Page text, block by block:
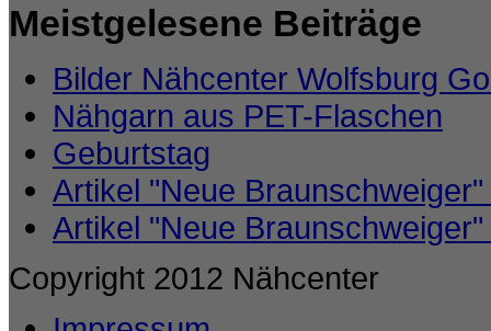
Meistgelesene Beiträge
Bilder Nähcenter Wolfsburg
Nähgarn aus PET-Flaschen
Geburtstag
Artikel "Neue
Artikel "Neue
Copyright 2012 Nähcenter